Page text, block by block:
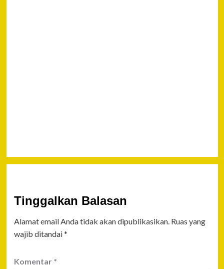
Tinggalkan Balasan
Alamat email Anda tidak akan dipublikasikan. Ruas yang
wajib ditandai*
Komentar *